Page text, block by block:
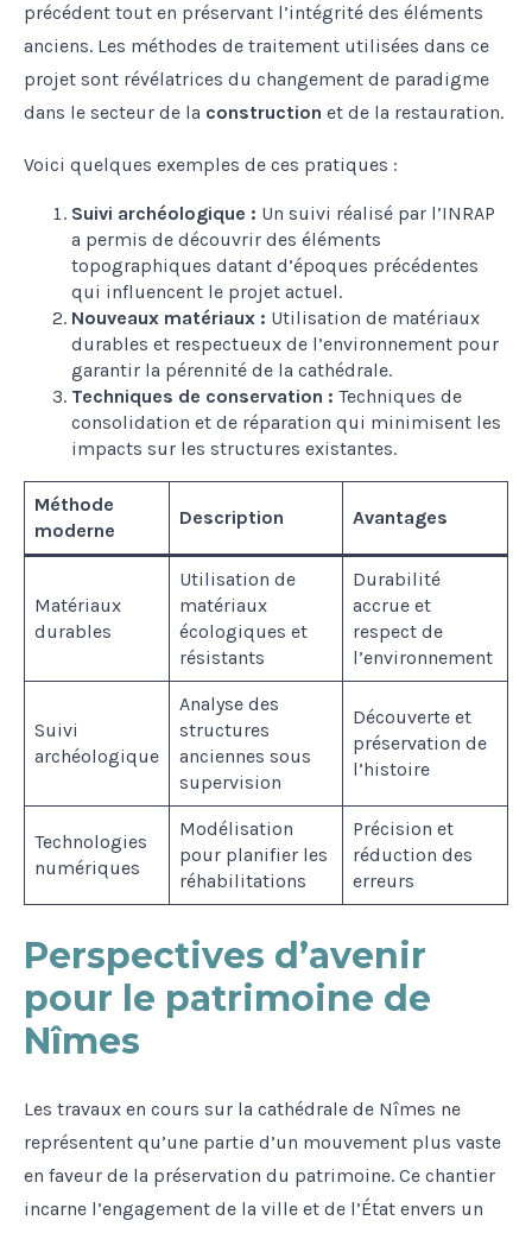
précédent tout en préservant l’intégrité des éléments
anciens. Les méthodes de traitement utilisées dans ce
projet sont révélatrices du changement de paradigme
dans le secteur de la construction et de la restauration.
Voici quelques exemples de ces pratiques :
Suivi archéologique : Un suivi réalisé par l’INRAP
a permis de découvrir des éléments
topographiques datant d’époques précédentes
qui influencent le projet actuel.
Nouveaux matériaux : Utilisation de matériaux
durables et respectueux de l’environnement pour
garantir la pérennité de la cathédrale.
Techniques de conservation : Techniques de
consolidation et de réparation qui minimisent les
impacts sur les structures existantes.
Méthode
moderne
Description Avantages
Matériaux
durables
Utilisation de
matériaux
écologiques et
résistants
Durabilité
accrue et
respect de
l’environnement
Suivi
archéologique
Analyse des
structures
anciennes sous
supervision
Découverte et
préservation de
l’histoire
Technologies
numériques
Modélisation
pour planifier les
réhabilitations
Précision et
réduction des
erreurs
Perspectives d’avenir
pour le patrimoine de
Nîmes
Les travaux en cours sur la cathédrale de Nîmes ne
représentent qu’une partie d’un mouvement plus vaste
en faveur de la préservation du patrimoine. Ce chantier
incarne l’engagement de la ville et de l’État envers un